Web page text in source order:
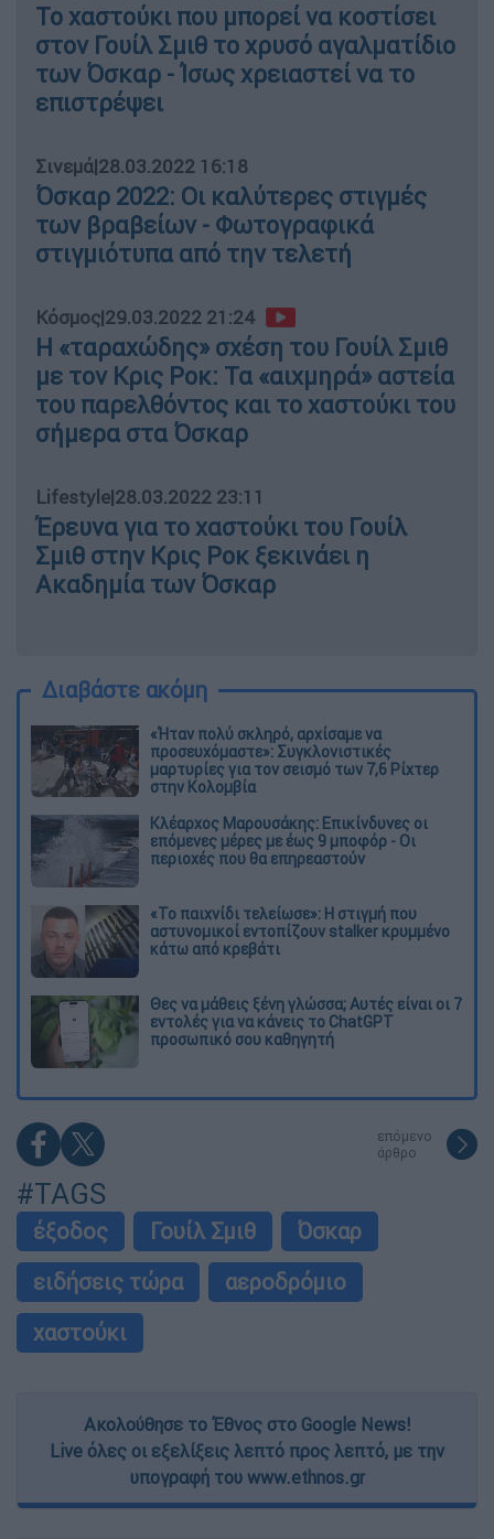
Το χαστούκι που μπορεί να κοστίσει
στον Γουίλ Σμιθ το χρυσό αγαλματίδιο
των Όσκαρ - Ίσως χρειαστεί να το
επιστρέψει
Σινεμά|28.03.2022 16:18
Όσκαρ 2022: Οι καλύτερες στιγμές
των βραβείων - Φωτογραφικά
στιγμιότυπα από την τελετή
Κόσμος|29.03.2022 21:24
Η «ταραχώδης» σχέση του Γουίλ Σμιθ
με τον Κρις Ροκ: Τα «αιχμηρά» αστεία
του παρελθόντος και το χαστούκι του
σήμερα στα Όσκαρ
Lifestyle|28.03.2022 23:11
Έρευνα για το χαστούκι του Γουίλ
Σμιθ στην Κρις Ροκ ξεκινάει η
Ακαδημία των Όσκαρ
Διαβάστε ακόμη
«Ήταν πολύ σκληρό, αρχίσαμε να
προσευχόμαστε»: Συγκλονιστικές
μαρτυρίες για τον σεισμό των 7,6 Ρίχτερ
στην Κολομβία
Κλέαρχος Μαρουσάκης: Επικίνδυνες οι
επόμενες μέρες με έως 9 μποφόρ - Οι
περιοχές που θα επηρεαστούν
«Το παιχνίδι τελείωσε»: Η στιγμή που
αστυνομικοί εντοπίζουν stalker κρυμμένο
κάτω από κρεβάτι
Θες να μάθεις ξένη γλώσσα; Αυτές είναι οι 7
εντολές για να κάνεις το ChatGPT
προσωπικό σου καθηγητή
επόμενο
άρθρο
#TAGS
έξοδος Γουίλ Σμιθ
Όσκαρ
ειδήσεις τώρα
αεροδρόμιο
χαστούκι
Ακολούθησε το Έθνος στο Google News!
Live όλες οι εξελίξεις λεπτό προς λεπτό, με την
υπογραφή του www.ethnos.gr